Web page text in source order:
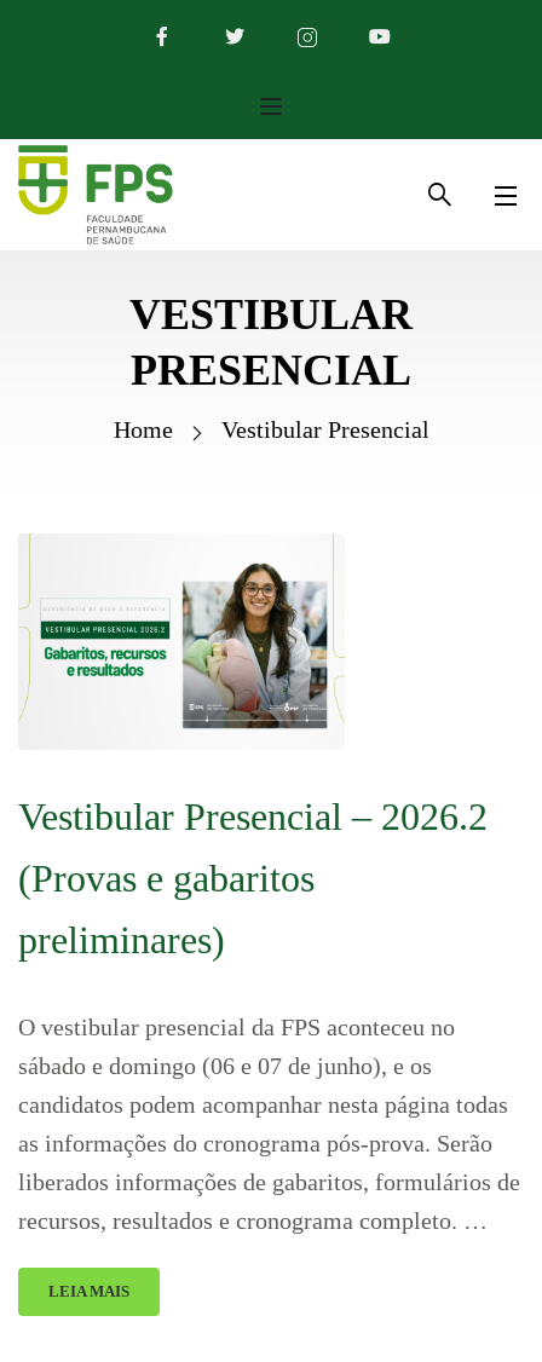
VESTIBULAR
PRESENCIAL
Home Vestibular Presencial
Vestibular Presencial – 2026.2
(Provas e gabaritos
preliminares)
O vestibular presencial da FPS aconteceu no
sábado e domingo (06 e 07 de junho), e os
candidatos podem acompanhar nesta página todas
as informações do cronograma pós-prova. Serão
liberados informações de gabaritos, formulários de
recursos, resultados e cronograma completo. …
LEIA MAIS